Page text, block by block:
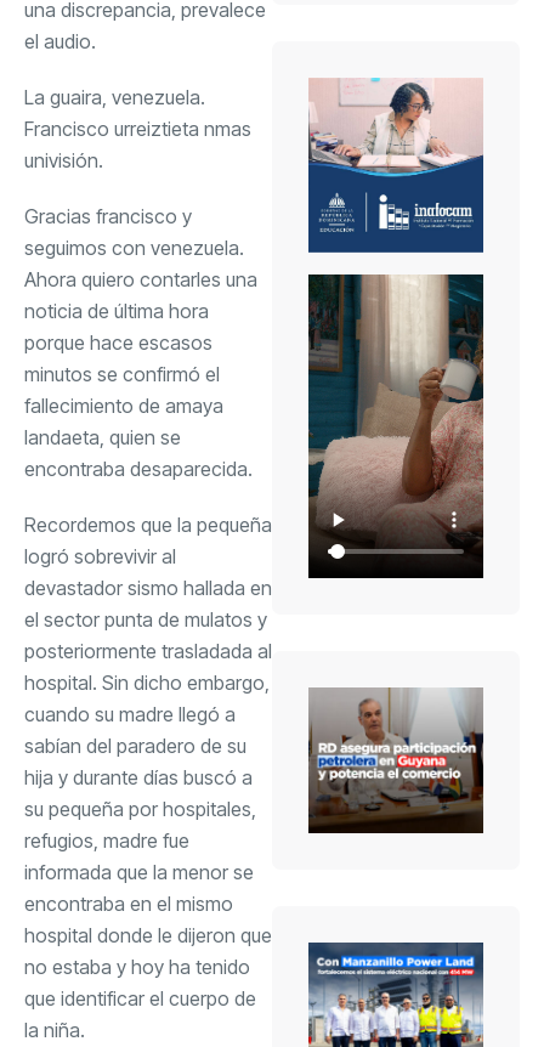
una discrepancia, prevalece
el audio.
La guaira, venezuela.
Francisco urreiztieta nmas
univisión.
Gracias francisco y
seguimos con venezuela.
Ahora quiero contarles una
noticia de última hora
porque hace escasos
minutos se confirmó el
fallecimiento de amaya
landaeta, quien se
encontraba desaparecida.
Recordemos que la pequeña
logró sobrevivir al
devastador sismo hallada en
el sector punta de mulatos y
posteriormente trasladada al
hospital. Sin dicho embargo,
cuando su madre llegó a
sabían del paradero de su
hija y durante días buscó a
su pequeña por hospitales,
refugios, madre fue
informada que la menor se
encontraba en el mismo
hospital donde le dijeron que
no estaba y hoy ha tenido
que identificar el cuerpo de
la niña.